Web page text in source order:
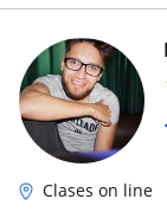
Clases on line